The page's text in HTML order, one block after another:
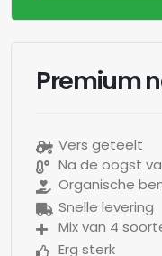
Premium
Vers geteelt
Na de oogst
Organische
Snelle levering
Mix van 4
Erg sterk